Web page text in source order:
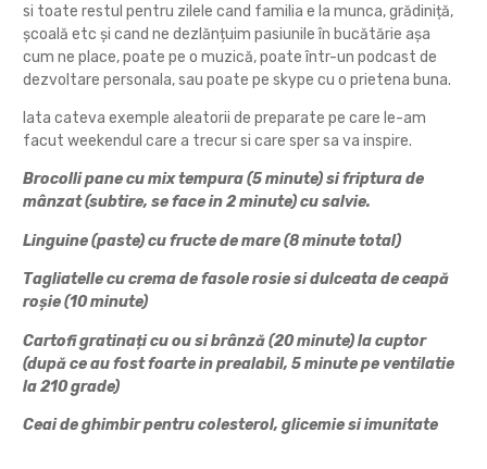
si toate restul pentru zilele cand familia e la munca, grădiniță,
școală etc și cand ne dezlănțuim pasiunile în bucătărie așa
cum ne place, poate pe o muzică, poate într-un podcast de
dezvoltare personala, sau poate pe skype cu o prietena buna.
Iata cateva exemple aleatorii de preparate pe care le-am
facut weekendul care a trecur si care sper sa va inspire.
Brocolli pane cu mix tempura (5 minute) si friptura de
mânzat (subtire, se face in 2 minute) cu salvie.
Linguine (paste) cu fructe de mare (8 minute total)
Tagliatelle cu crema de fasole rosie si dulceata de ceapă
roșie (10 minute)
Cartofi gratinați cu ou si brânză (20 minute) la cuptor
(după ce au fost foarte in prealabil, 5 minute pe ventilatie
la 210 grade)
Ceai de ghimbir pentru colesterol, glicemie si imunitate